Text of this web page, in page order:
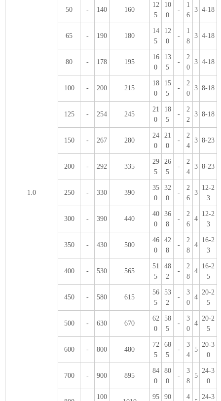
1.0
50 - 140 160
12
5
10
0
-
1
6
3 4-18
65 - 190 180
14
5
12
0
-
1
8
3 4-18
80 - 178 195
16
0
13
5
-
2
0
3 4-18
100 - 200 215
18
0
15
5
-
2
0
3 8-18
125 - 254 245
21
0
18
5
-
2
2
3 8-18
150 - 267 280
24
0
21
0
-
2
4
3 8-23
200 - 292 335
29
5
26
5
-
2
4
3 8-23
250 - 330 390
35
0
32
0
-
2
6
3
12-2
3
300 - 390 440
40
0
36
8
-
2
6
4
12-2
3
350 - 430 500
46
0
42
8
-
2
8
4
16-2
3
400 - 530 565
51
5
48
2
-
2
8
4
16-2
5
450 - 580 615
56
5
53
2
-
3
0
4
20-2
5
500 - 630 670
62
0
58
5
-
3
0
4
20-2
5
600 - 800 480
72
5
68
5
-
3
4
5
20-3
0
700 - 900 895
84
0
80
0
-
3
8
5
24-3
0
100 95 90 4 24-3